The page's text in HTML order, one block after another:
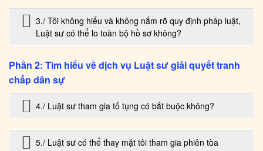
3./ Tôi không hiểu và không nắm rõ quy định pháp luật,
Luật sư có thể lo toàn bộ hồ sơ không?
Phần 2: Tìm hiểu về dịch vụ Luật sư giải quyết tranh
chấp dân sự
4./ Luật sư tham gia tố tụng có bắt buộc không?
5./ Luật sư có thể thay mặt tôi tham gia phiên tòa